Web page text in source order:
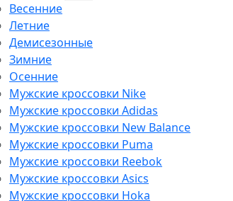
Весенние
Летние
Демисезонные
Зимние
Осенние
Мужские кроссовки Nike
Мужские кроссовки Adidas
Мужские кроссовки New Balance
Мужские кроссовки Puma
Мужские кроссовки Reebok
Мужские кроссовки Asics
Мужские кроссовки Hoka